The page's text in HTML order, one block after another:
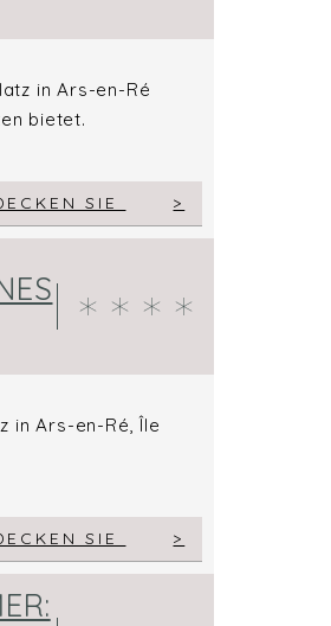
in Ars-en-Ré
bietet.
SIE
in Ars-en-Ré, Île
SIE